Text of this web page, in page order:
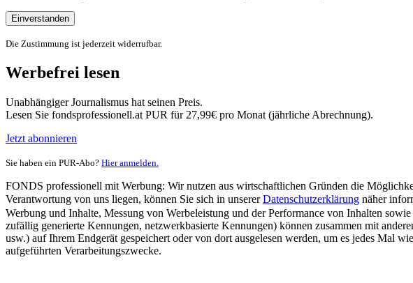
Einverstanden
Die Zustimmung ist jederzeit widerrufbar.
Werbefrei lesen
Unabhängiger Journalismus hat seinen Preis.
Lesen Sie fondsprofessionell.at PUR für 27,99€ pro Monat (jährliche Abrechnung).
Jetzt abonnieren
Sie haben ein PUR-Abo? Hier anmelden.
FONDS professionell mit Werbung: Wir nutzen aus wirtschaftlichen Gründen die
Verantwortung von uns liegen, können Sie sich in unsererDatenschutzerklärung näher
Werbung und Inhalte, Messung von Werbeleistung und der Performance von Inhalten
zufällig generierte Kennungen, netzwerkbasierte Kennungen) können zusammen mit
usw.) auf Ihrem Endgerät gespeichert oder von dort ausgelesen werden, um es jedes Mal
aufgeführten Verarbeitungszwecke.